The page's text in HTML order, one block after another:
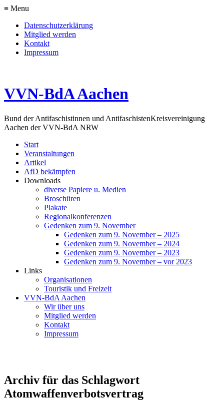
≡ Menu
Datenschutzerklärung
Mitglied werden
Kontakt
Impressum
VVN-BdA Aachen
Bund der Antifaschistinnen und AntifaschistenKreisvereinigung
Aachen der VVN-BdA NRW
Start
Veranstaltungen
Artikel
AfD bekämpfen
Downloads
diverse Papiere u. Medien
Broschüren
Plakate
Regionalkonferenzen
Gedenken zum 9. November
Gedenken zum 9. November – 2025
Gedenken zum 9. November – 2024
Gedenken zum 9. November – 2023
Gedenken zum 9. November – vor 2023
Links
Organisationen
Touristik und Freizeit
VVN-BdA Aachen
Wir über uns
Mitglied werden
Kontakt
Impressum
Archiv für das Schlagwort
Atomwaffenverbotsvertrag